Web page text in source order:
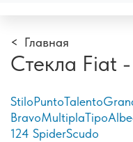
Главная
Стекла Fiat
StiloPuntoTalento
BravoMultiplaTipo
124 SpiderScudo